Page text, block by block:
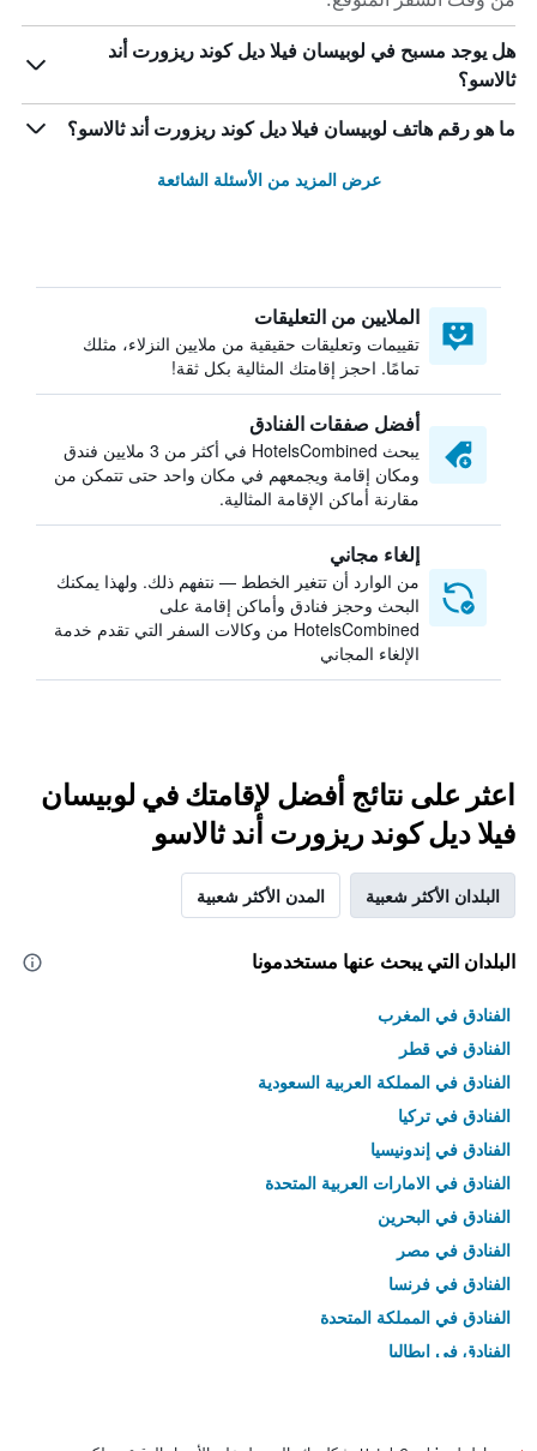
هل يوجد مسبح في لوبيسان فيلا ديل كوند ريزورت أند
ثالاسو؟
ما هو رقم هاتف لوبيسان فيلا ديل كوند ريزورت أند ثالاسو؟
عرض المزيد من الأسئلة الشائعة
الملايين من التعليقات
تقييمات وتعليقات حقيقية من ملايين النزلاء، مثلك
تمامًا. احجز إقامتك المثالية بكل ثقة!
أفضل صفقات الفنادق
يبحث HotelsCombined في أكثر من 3 ملايين فندق
ومكان إقامة ويجمعهم في مكان واحد حتى تتمكن من
مقارنة أماكن الإقامة المثالية.
إلغاء مجاني
من الوارد أن تتغير الخطط — نتفهم ذلك. ولهذا يمكنك
البحث وحجز فنادق وأماكن إقامة على
HotelsCombined من وكالات السفر التي تقدم خدمة
الإلغاء المجاني
اعثر على نتائج أفضل لإقامتك في لوبيسان
فيلا ديل كوند ريزورت أند ثالاسو
البلدان الأكثر شعبية المدن الأكثر شعبية
البلدان التي يبحث عنها مستخدمونا
الفنادق في المغرب
الفنادق في قطر
الفنادق في المملكة العربية السعودية
الفنادق في تركيا
الفنادق في إندونيسيا
الفنادق في الامارات العربية المتحدة
الفنادق في البحرين
الفنادق في مصر
الفنادق في فرنسا
الفنادق في المملكة المتحدة
الفنادق في إيطاليا